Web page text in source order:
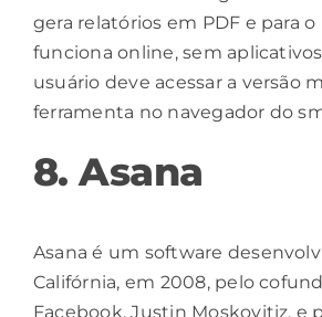
gera relatórios em PDF e para o
funciona online, sem
usuário deve acessar a versão
ferramenta no navegador do
8. Asana
Asana é um software
Califórnia, em 2008, pelo
Facebook, Justin Moskovitiz, e